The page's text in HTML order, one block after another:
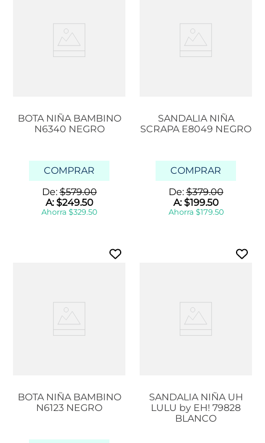
BOTA NIÑA BAMBINO
N6340 NEGRO
COMPRAR
De:$579.00
A:$249.50
Ahorra $329.50
SANDALIA NIÑA
SCRAPA E8049 NEGRO
COMPRAR
De:$379.00
A:$199.50
Ahorra $179.50
BOTA NIÑA BAMBINO
N6123 NEGRO
SANDALIA NIÑA UH
LULU by EH! 79828
BLANCO